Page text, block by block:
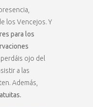
los Vencejos. Y
para los
ojo del
a las
Además,